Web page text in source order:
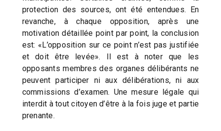
protection des sources, ont été entendues. En
revanche, à chaque opposition, après une
motivation détaillée point par point, la conclusion
est: «L’opposition sur ce point n’est pas justifiée
et doit être levée». Il est à noter que les
opposants membres des organes délibérants ne
peuvent participer ni aux délibérations, ni aux
commissions d’examen. Une mesure légale qui
interdit à tout citoyen d’être à la fois juge et partie
prenante.